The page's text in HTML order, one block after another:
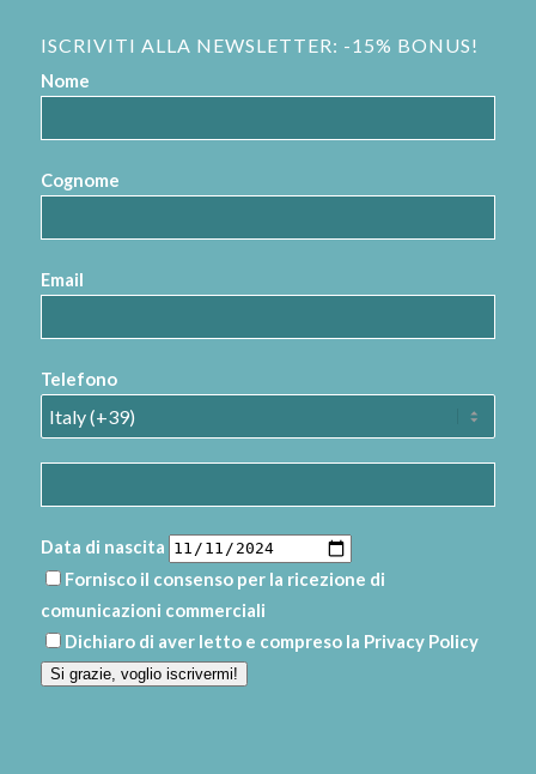
ISCRIVITI ALLA NEWSLETTER: -15% BONUS!
Nome
Cognome
Email
Telefono
Data di nascita
Fornisco il consenso per la ricezione di
comunicazioni commerciali
Dichiaro di aver letto e compreso la Privacy Policy
Si grazie, voglio iscrivermi!